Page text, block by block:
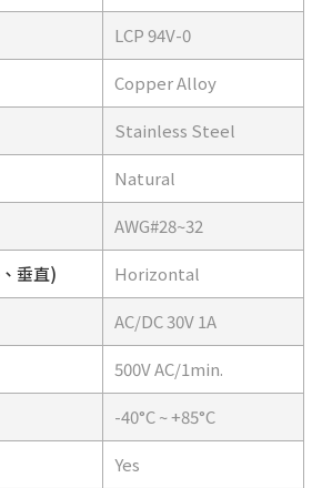
LCP 94V-0
Copper Alloy
Stainless Steel
Natural
AWG#28~32
垂直) Horizontal
AC/DC 30V 1A
500V AC/1min.
-40°C ~ +85°C
Yes